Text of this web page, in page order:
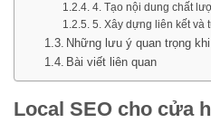
4. Tạo nội dung chất
5. Xây dựng liên kết và
Những lưu ý quan trọng
Bài viết liên quan
Local SEO cho cửa